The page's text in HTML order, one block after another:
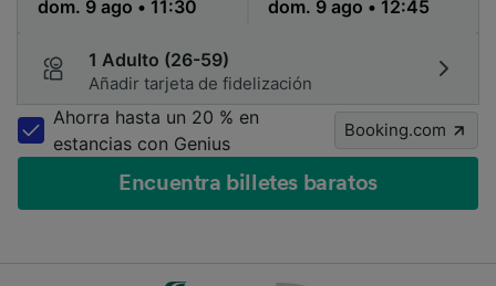
1 Adulto (26-59)
Añadir tarjeta de fidelización
Ahorra hasta un 20 % en
estancias con Genius
Booking.com
Encuentra billetes baratos